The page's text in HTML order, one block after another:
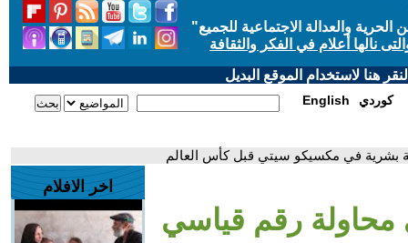
والعدالة الاجتماعية للجميع"
نالها أعلام في الفكر والثقافة
هنا لاستخدام الموقع البديل
English كوردي
بشرية في مكسيكو سيتي قبل كأس العالم
رقم قياسي
اخر الافلام